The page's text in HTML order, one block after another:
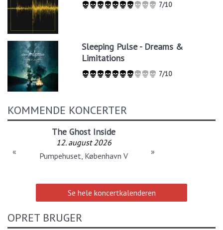
7/10
Sleeping Pulse - Dreams &
Limitations
7/10
KOMMENDE KONCERTER
The Ghost Inside
12. august 2026
Pumpehuset, København V
« »
Se hele koncertkalenderen
OPRET BRUGER